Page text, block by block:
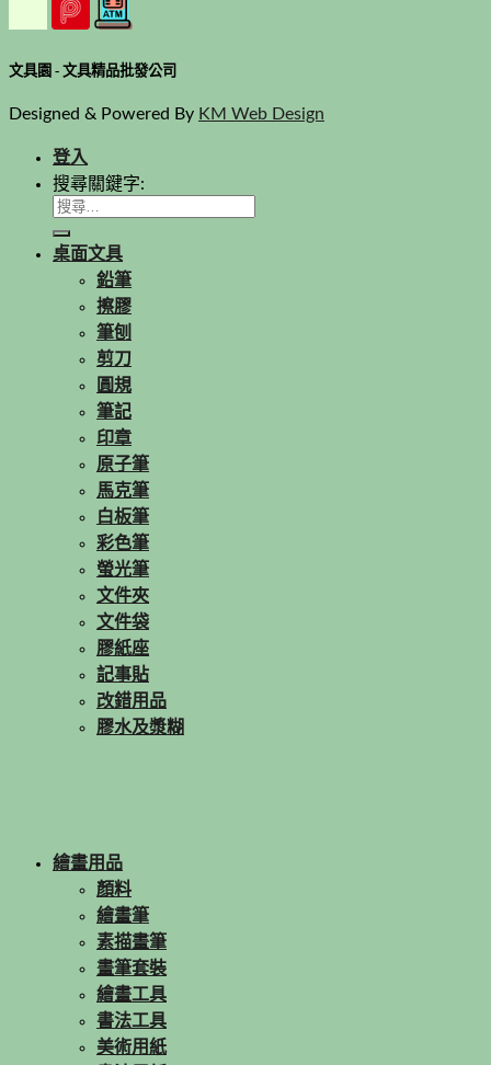
文具園 - 文具精品批發公司
Designed & Powered By KM Web Design
登入
搜尋關鍵字:
桌面文具
鉛筆
擦膠
筆刨
剪刀
圓規
筆記
印章
原子筆
馬克筆
白板筆
彩色筆
螢光筆
文件夾
文件袋
膠紙座
記事貼
改錯用品
膠水及漿糊
繪畫用品
顏料
繪畫筆
素描畫筆
畫筆套裝
繪畫工具
書法工具
美術用紙